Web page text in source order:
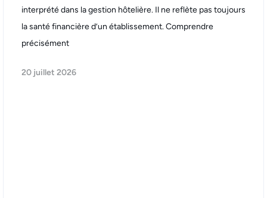
interprété dans la gestion hôtelière. Il ne reflète pas toujours
la santé financière d’un établissement. Comprendre
précisément
20 juillet 2026